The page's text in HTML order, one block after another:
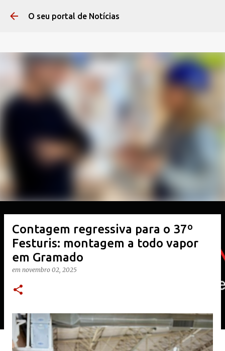
O seu portal de Notícias
Contagem regressiva para o 37º
Festuris: montagem a todo vapor
em Gramado
em novembro 02, 2025